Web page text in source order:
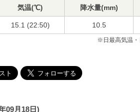
気温(℃)
降水量(mm)
15.1 (22:50) 10.5
※日最高気温・
09月18日)